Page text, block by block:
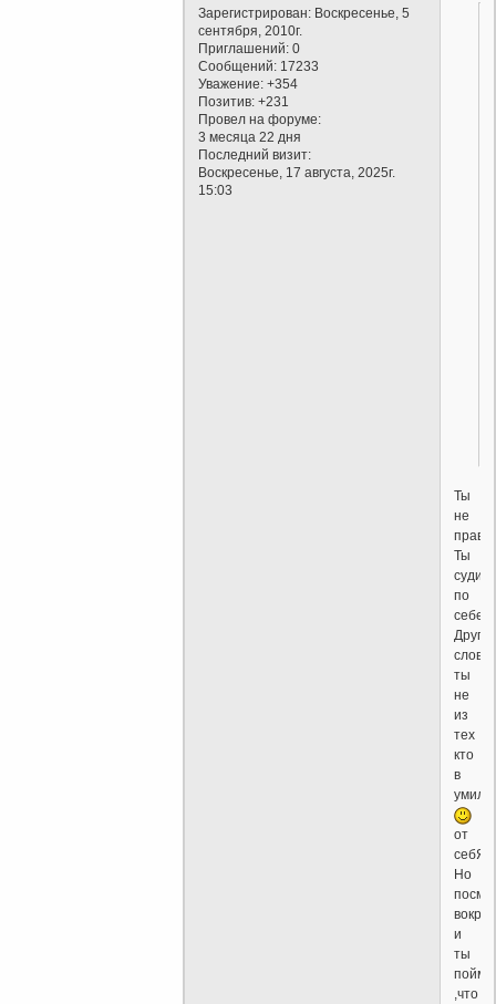
Зарегистрирован: Воскресенье, 5
сентября, 2010г.
Приглашений: 0
Сообщений: 17233
Уважение: +354
Позитив: +231
Провел на форуме:
3 месяца 22 дня
Последний визит:
Воскресенье, 17 августа, 2025г.
15:03
Ты
не
прав!-
Ты
по
себе!-
ты
не
из
тех
кто
в
от
себЯ!-
Но
вокруг
и
ты
,что